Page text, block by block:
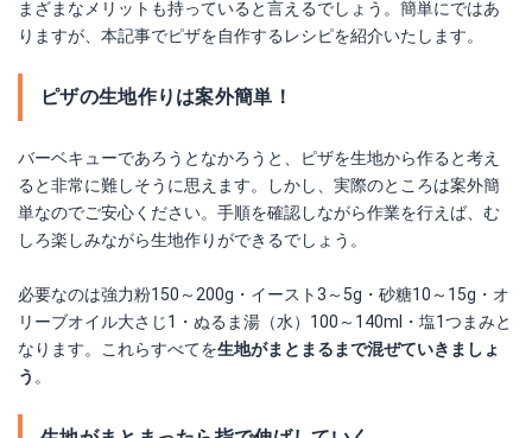
まざまなメリットも持っていると言えるでしょう。簡単にではあ
りますが、本記事でピザを自作するレシピを紹介いたします。
ピザの生地作りは案外簡単！
バーベキューであろうとなかろうと、ピザを生地から作ると考え
ると非常に難しそうに思えます。しかし、実際のところは案外簡
単なのでご安心ください。手順を確認しながら作業を行えば、む
しろ楽しみながら生地作りができるでしょう。
必要なのは強力粉150～200g・イースト3～5g・砂糖10～15g・オ
リーブオイル大さじ1・ぬるま湯（水）100～140ml・塩1つまみと
なります。これらすべてを生地がまとまるまで混ぜていきましょ
う 。